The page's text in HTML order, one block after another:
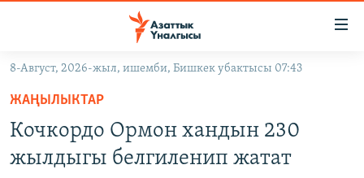
Навигацияга
өтүңүз
Издөөгө
салыңызКЫРГЫЗСТАН
8-Август, 2026-жыл, ишемби, Бишкек убактысы 07:43
ЖАҢЫЛЫКТАР
Кочкордо Ормон хандын 230
жылдыгы белгиленип жатат